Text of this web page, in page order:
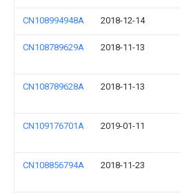
CN108994948A 2018-12-14
CN108789629A 2018-11-13
CN108789628A 2018-11-13
CN109176701A 2019-01-11
CN108856794A 2018-11-23